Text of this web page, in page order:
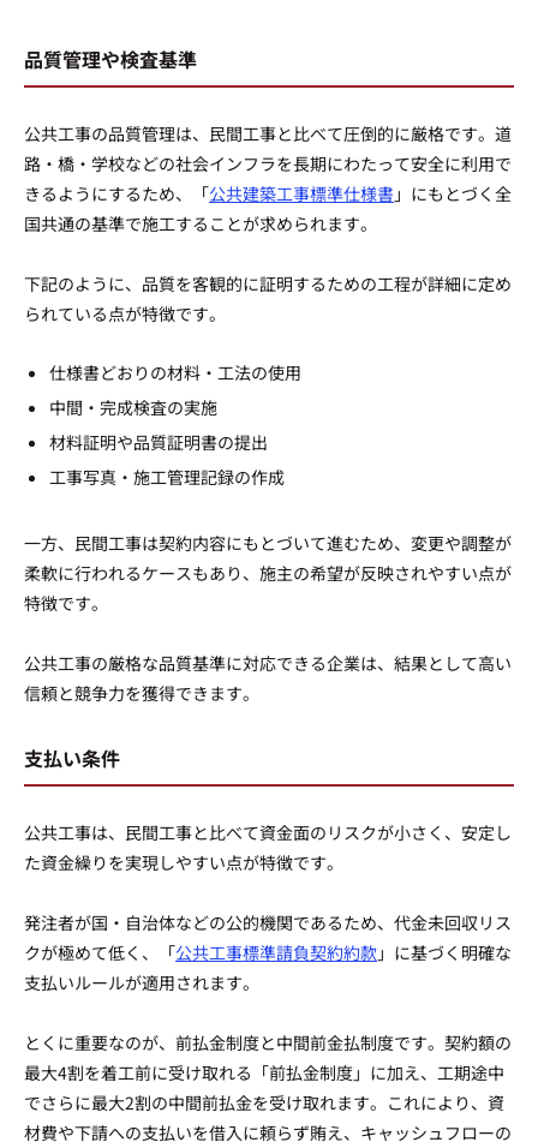
品質管理や検査基準
公共工事の品質管理は、民間工事と比べて圧倒的に厳格です。道
路・橋・学校などの社会インフラを長期にわたって安全に利用で
きるようにするため、「公共建築工事標準仕様書」にもとづく全
国共通の基準で施工することが求められます。
下記のように、品質を客観的に証明するための工程が詳細に定め
られている点が特徴です。
仕様書どおりの材料・工法の使用
中間・完成検査の実施
材料証明や品質証明書の提出
工事写真・施工管理記録の作成
一方、民間工事は契約内容にもとづいて進むため、変更や調整が
柔軟に行われるケースもあり、施主の希望が反映されやすい点が
特徴です。
公共工事の厳格な品質基準に対応できる企業は、結果として高い
信頼と競争力を獲得できます。
支払い条件
公共工事は、民間工事と比べて資金面のリスクが小さく、安定し
た資金繰りを実現しやすい点が特徴です。
発注者が国・自治体などの公的機関であるため、代金未回収リス
クが極めて低く、「公共工事標準請負契約約款」に基づく明確な
支払いルールが適用されます。
とくに重要なのが、前払金制度と中間前金払制度です。契約額の
最大4割を着工前に受け取れる「前払金制度」に加え、工期途中
でさらに最大2割の中間前払金を受け取れます。これにより、資
材費や下請への支払いを借入に頼らず賄え、キャッシュフローの